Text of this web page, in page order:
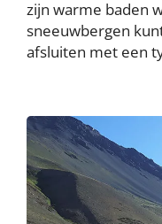
zijn warme baden
sneeuwbergen
afsluiten met een